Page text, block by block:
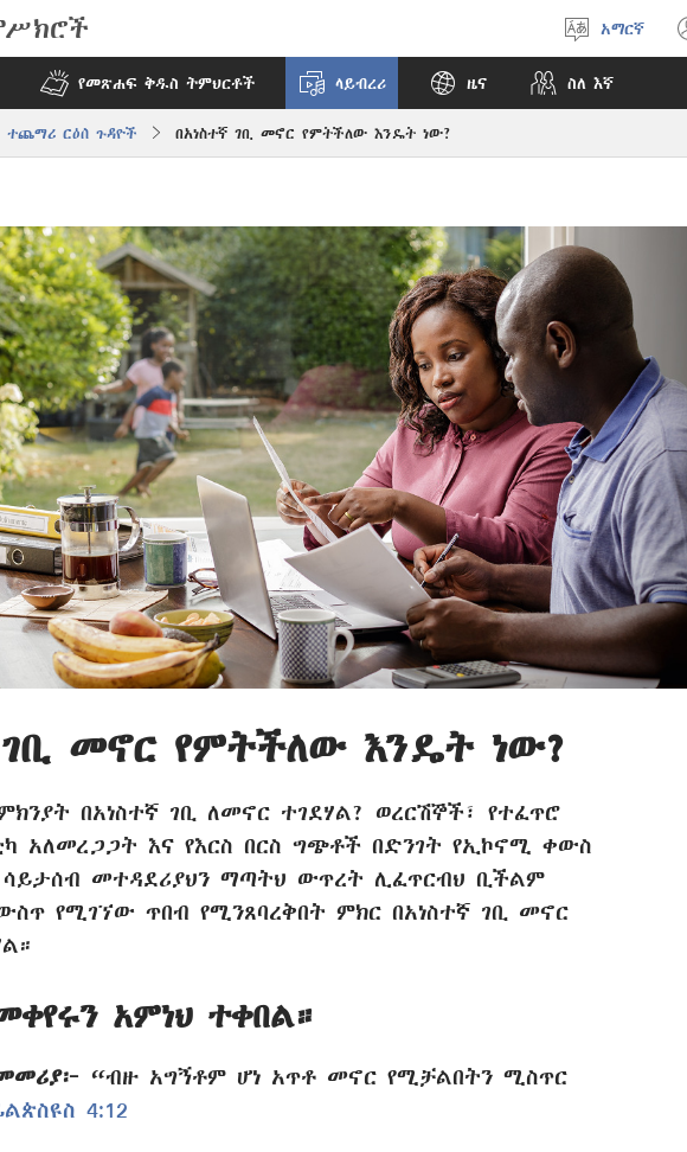
ቋንቋ
አማርኛ
የመጽሐፍ ቅዱስ ትምህርቶች ላይብረሪ ዜና ስለ እኛ
ተጨማሪ ርዕሰ ጉዳዮች በአነስተኛ ገቢ መኖር የምትችለው እንዴት ነው?
ገቢ መኖር የምትችለው እንዴት ነው?
በአነስተኛ ገቢ ለመኖር ተገደሃል? ወረርሽኞች፣ የተፈጥሮ
አለመረጋጋት እና የእርስ በርስ ግጭቶች በድንገት የኢኮኖሚ ቀውስ
መተዳደሪያህን ማጣትህ ውጥረት ሊፈጥርብህ ቢችልም
የሚገኘው ጥበብ የሚንጸባረቅበት ምክር በአነስተኛ ገቢ መኖር
አምነህ ተቀበል።
“ብዙ አግኝቶም ሆነ አጥቶ መኖር የሚቻልበትን ሚስጥር
4:12